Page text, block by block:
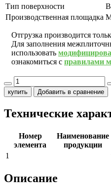
Тип поверхности
Производственная площадка
Отгрузка производится
Для заполнения
использовать
ознакомиться с правилами
купить Добавить в сравнение
Технические
Номер
элемента
Наименование
продукции
1
Описание